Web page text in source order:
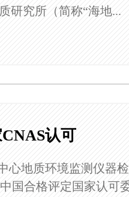
研究所（简称“海地...
认可
心地质环境监测仪器
国合格评定国家认可